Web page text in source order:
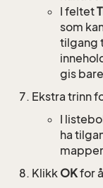
I feltet
som
tilgang
gis
Ekstra trinn
I
ha
Klikk OKfor